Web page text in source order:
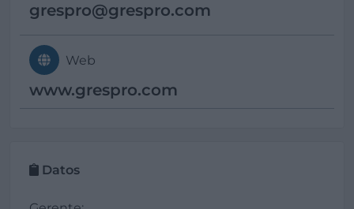
grespro@grespro.com
Web
www.grespro.com
Datos